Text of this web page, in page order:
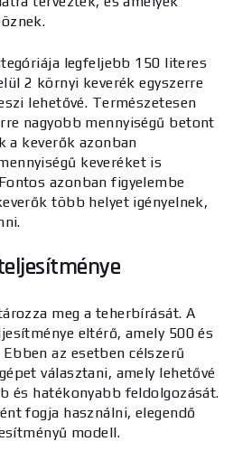
legfeljebb 150 literes
2 környi keverék egyszerre
lehetővé. Természetesen
nagyobb mennyiségű betont
a keverők azonban
keveréket is
azonban figyelembe
több helyet igényelnek,
meg a teherbírását. A
eltérő, amely 500 és
az esetben célszerű
választani, amely lehetővé
és hatékonyabb feldolgozását.
fogja használni, elegendő
modell.